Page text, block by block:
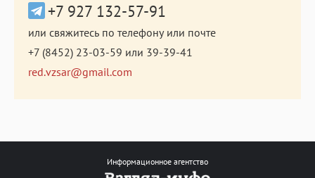
+7 927 132-57-91
или свяжитесь по телефону или почте
+7 (8452) 23-03-59 или 39-39-41
red.vzsar@gmail.com
Информационное агентство